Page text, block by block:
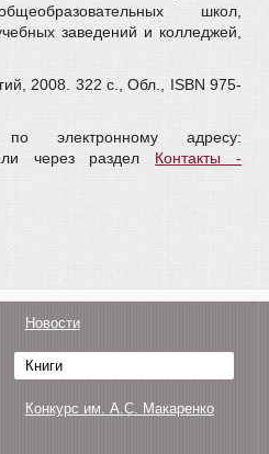
школ,
заведений и колледжей,
2008. 322 с., Обл., ISBN 975-
электронному адресу:
через раздел Контакты -
Новости
Книги
Конкурс им. А.С. Макаренко